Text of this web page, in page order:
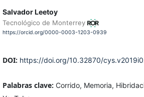
Salvador Leetoy
Tecnológico de Monterrey
https://orcid.org/0000-0003-1203-0939
DOI: https://doi.org/10.32870/
Palabras clave: Corrido, Memoria,